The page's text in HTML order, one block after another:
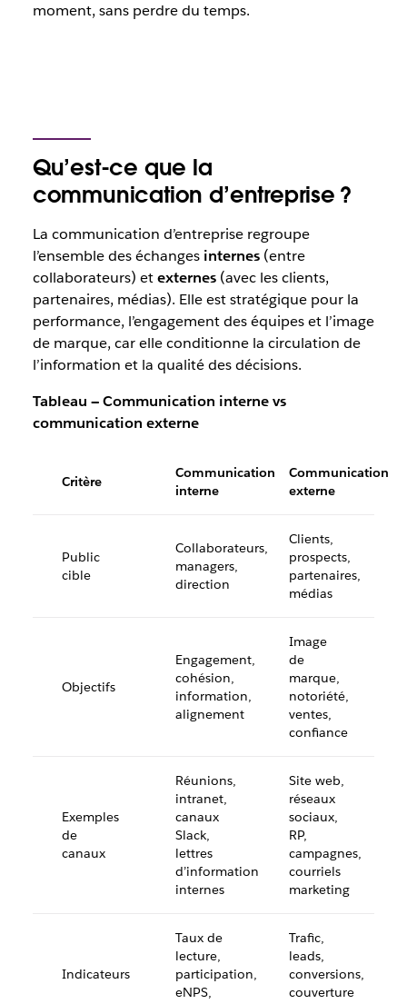
moment, sans perdre du temps.
Qu’est-ce que la
communication d’entreprise ?
La communication d’entreprise regroupe
l’ensemble des échanges internes(entre
collaborateurs) etexternes(avec les clients,
partenaires, médias). Elle est stratégique pour la
performance, l’engagement des équipes et l’image
de marque, car elle conditionne la circulation de
l’information et la qualité des décisions.
Tableau — Communication interne vs
communication externe
Critère
Communication
interne
Communication
externe
Public
cible
Collaborateurs,
managers,
direction
Clients,
prospects,
partenaires,
médias
Objectifs
Engagement,
cohésion,
information,
alignement
Image
de
marque,
notoriété,
ventes,
confiance
Exemples
de
canaux
Réunions,
intranet,
canaux
Slack,
lettres
d’information
internes
Site web,
réseaux
sociaux,
RP,
campagnes,
courriels
marketing
Indicateurs
Taux de
lecture,
participation,
eNPS,
Trafic,
leads,
conversions,
couverture